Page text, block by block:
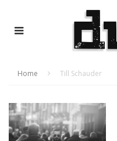
Home Till Schauder